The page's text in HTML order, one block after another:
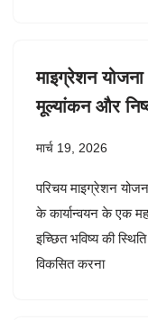
माइग्रेशन
मूल्यांकन और
मार्च 19, 2026
परिचय माइग्रेशन
के कार्यान्वयन के एक
इच्छित भविष्य की
विकसित करना